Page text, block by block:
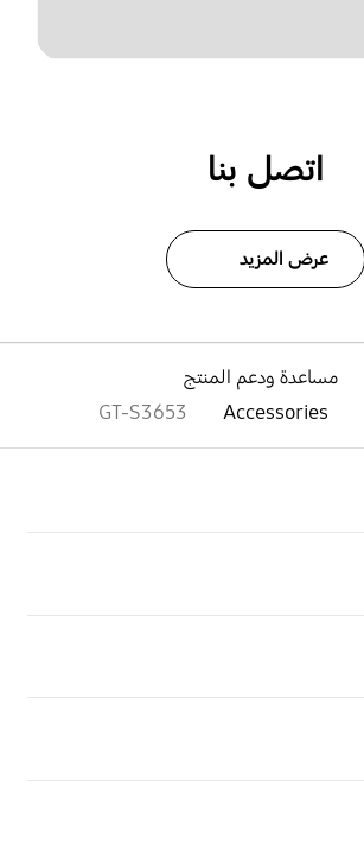
اتصل بنا
عرض المزيد
مساعدة ودعم المنتج
Accessories
GT-S3653